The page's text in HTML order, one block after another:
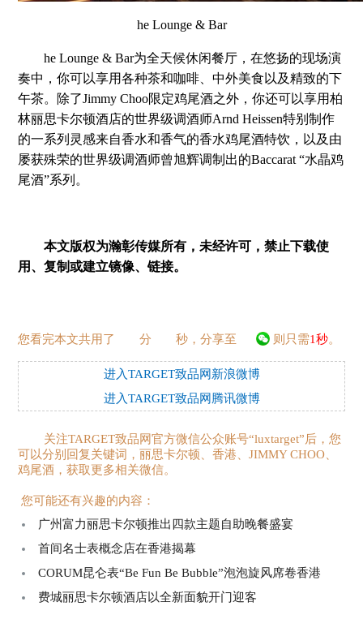
he Lounge & Bar
he Lounge & Bar为全天候休闲餐厅，在悠扬的现场演
奏中，你可以享用各种茶和咖啡、中外美食以及精致的下
午茶。除了Jimmy Choo限定鸡尾酒之外，你还可以享用柏
林丽思卡尔顿酒店的世界级调酒师Arnd Heissen特别制作
的一系列灵感来自香水和香气的香水鸡尾酒特饮，以及由
屡获殊荣的世界级调酒师曾旭辉调制出的Baccarat “水晶鸡
尾酒”系列。
本文版权为瀚彰传媒所有，未经许可，禁止下载使
用、复制或建立镜像、链接。
您看完本文共用了 分 秒，分享至 则只需1秒。
进入TARGET致品网新浪微博
进入TARGET致品网腾讯微博
关注TARGET致品网官方微信公众账号“luxtarget”后，您
可以分别回复关键词，丽思卡尔顿、香港、JIMMY CHOO、
鸡尾酒，获取更多相关微信。
您可能还有兴趣的内容：
广州富力丽思卡尔顿推出四款主题自助晚餐盛宴
首间名士表概念店在香港揭幕
CORUM昆仑表“Be Fun Be Bubble”泡泡旋风席卷香港
费城丽思卡尔顿酒店以全新面貌开门迎客